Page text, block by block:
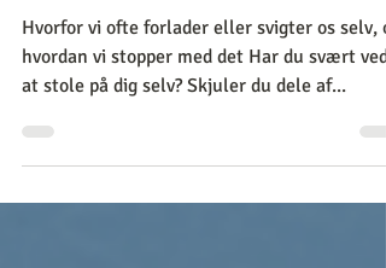
selv
Hvorfor vi ofte forlader eller svigter os selv,
hvordan vi stopper med det Har du svært ved